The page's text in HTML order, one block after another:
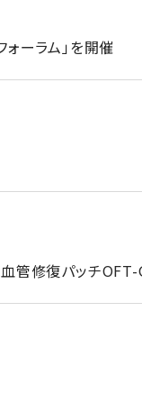
ーラム」を開催
管修復パッチOFT-